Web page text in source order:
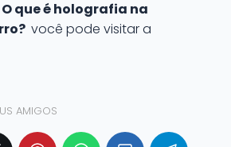
O que é holografia na
você pode visitar a
AMIGOS